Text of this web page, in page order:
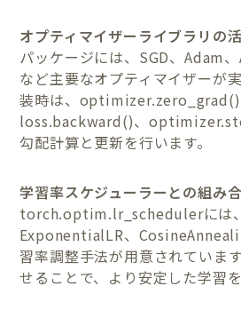
オプティマイザーライブラリの
パッケージには、SGD、Adam
など主要なオプティマイザーが
装時は、optimizer.zero_grad()
loss.backward()、
勾配計算と更新を行います。
学習率スケジューラーとの組み
torch.optim.lr_schedulerには
ExponentialLR、
習率調整手法が用意されていま
せることで、より安定した学習を